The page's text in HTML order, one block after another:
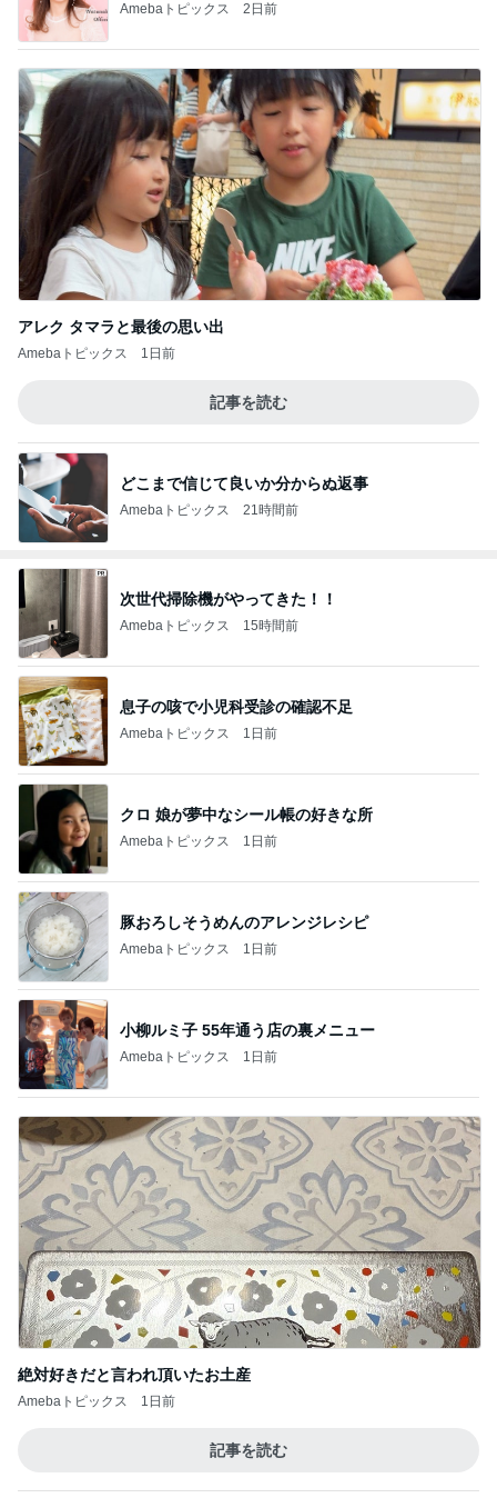
Amebaトピックス 2日前
アレク タマラと最後の思い出
Amebaトピックス 1日前
記事を読む
どこまで信じて良いか分からぬ返事
Amebaトピックス 21時間前
次世代掃除機がやってきた！！
Amebaトピックス 15時間前
息子の咳で小児科受診の確認不足
Amebaトピックス 1日前
クロ 娘が夢中なシール帳の好きな所
Amebaトピックス 1日前
豚おろしそうめんのアレンジレシピ
Amebaトピックス 1日前
小柳ルミ子 55年通う店の裏メニュー
Amebaトピックス 1日前
絶対好きだと言われ頂いたお土産
Amebaトピックス 1日前
記事を読む